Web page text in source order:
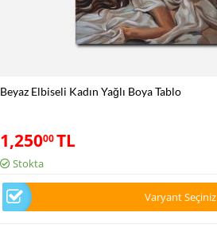
Beyaz Elbiseli Kadın Yağlı Boya Tablo
1,25000 TL
Stokta
Varyant Seçiniz